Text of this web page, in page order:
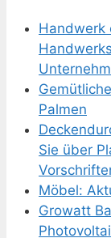
Handwerk
Palmen
Sie über
Möbel:
Growatt